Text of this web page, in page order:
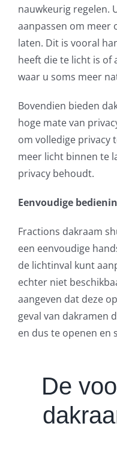
nauwkeurig regelen.
aanpassen om meer
laten. Dit is vooral
heeft die te licht is of
waar u soms meer
Bovendien bieden
hoge mate van
om volledige privacy
meer licht binnen te
privacy behoudt.
Eenvoudige
Fractions dakraam
een eenvoudige
de lichtinval kunt
echter niet
aangeven dat deze
geval van dakramen
en dus te openen en
De